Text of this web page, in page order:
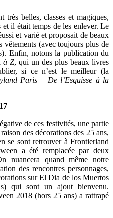
très belles, classes et magiques,
il était temps de les enlever. Le
et varié et proposait de beaux
vêtements (avec toujours plus de
Enfin, notons la publication du
à Z, qui un des plus beaux livres
si ce n’est le meilleur (la
Paris – De l’Esquisse à la
de ces festivités, une partie
des décorations des 25 ans,
se sont retrouver à Frontierland
a été remplacée par deux
nuancera quand même notre
des rencontres personnages,
sur El Dia de los Muertos
qui sont un ajout bienvenu.
2018 (hors 25 ans) a rattrapé